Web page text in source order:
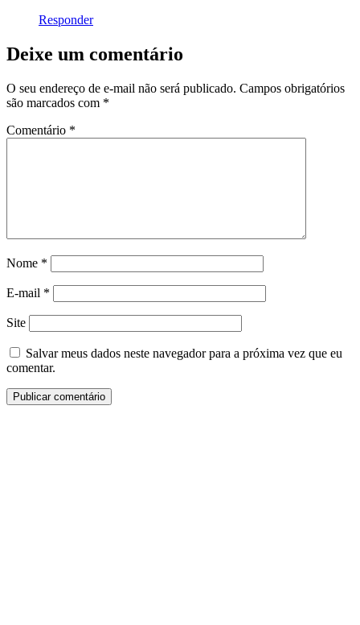
Responder
Deixe um comentário
O seu endereço de e-mail não será publicado. Campos obrigatórios
são marcados com *
Comentário *
Nome *
E-mail *
Site
Salvar meus dados neste navegador para a próxima vez que eu
comentar.